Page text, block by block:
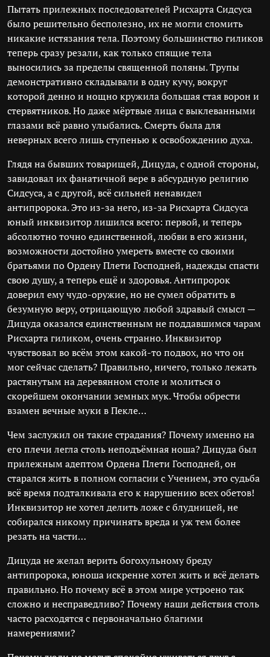
Пытать прилежных последователей Рисхарта Сидсуса
было решительно бесполезно, их не могли сломить
никакие истязания тела. Поэтому большинство гиликов
теперь сразу резали, как только спящие тела
выносились за пределы священной поляны. Трупы
демонстративно складывали в одну кучу, вокруг
которой денно и нощно кружила большая стая ворон и
стервятников. Но даже мёртвые лица с выклеванными
глазами всё равно улыбались. Смерть была для
неверных всего лишь ступенью к освобождению духа.
Глядя на бывших товарищей, Дицуда, с одной стороны,
завидовал их фанатичной вере в абсурдную религию
Сидсуса, а с другой, всё сильней ненавидел
антипророка. Это из-за него, из-за Рисхарта Сидсуса
юный инквизитор лишился всего: первой, и теперь
абсолютно точно единственной, любви в его жизни,
возможности достойно умереть вместе со своими
братьями по Ордену Плети Господней, надежды спасти
свою душу, а теперь ещё и здоровья. Антипророк
доверил ему чудо-оружие, но не сумел обратить в
безумную веру, отрицающую любой здравый смысл —
Дицуда оказался единственным не поддавшимся чарам
Рисхарта гиликом, очень странно. Инквизитор
чувствовал во всём этом какой-то подвох, но что он
мог сейчас сделать? Правильно, ничего, только лежать
растянутым на деревянном столе и молиться о
скорейшем окончании земных мук. Чтобы обрести
взамен вечные муки в Пекле…
Чем заслужил он такие страдания? Почему именно на
его плечи легла столь неподъёмная ноша? Дицуда был
прилежным адептом Ордена Плети Господней, он
старался жить в полном согласии с Учением, это судьба
всё время подталкивала его к нарушению всех обетов!
Инквизитор не хотел делить ложе с блудницей, не
собирался никому причинять вреда и уж тем более
резать на части…
Дицуда не желал верить богохульному бреду
антипророка, юноша искренне хотел жить и всё делать
правильно. Но почему всё в этом мире устроено так
сложно и несправедливо? Почему наши действия столь
часто расходятся с первоначально благими
намерениями?